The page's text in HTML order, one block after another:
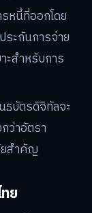
หนี้ที่ออกโดย
ระกันการจ่าย
ะสำหรับการ
บัตรดิจิทัลจะ
ว่าอัตรา
ยสำคัญ
ย